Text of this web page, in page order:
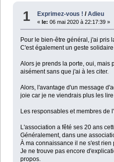
1 Exprimez-vous ! /Adieu
«le: 06 mai 2020 à 22:17:39 »
Pour le bien-être général, j'ai pris
C'est également un geste
Alors je prends la porte, oui, mais
aisément sans que j'ai à les citer.
Alors, l'avantage d'un message
joie car je ne viendrais plus les
Les responsables et membres
L'association a fêté ses 20 ans
Généralement, dans une
À ma connaissance il ne s'est
Je ne trouve pas encore
propos.